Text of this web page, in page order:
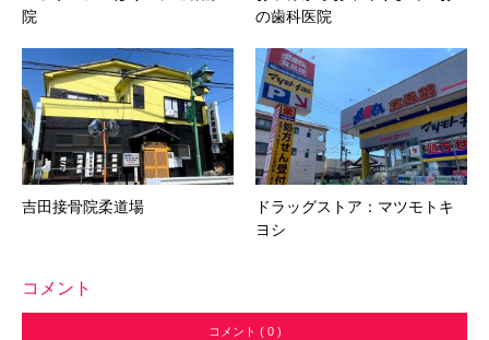
院
の歯科医院
吉田接骨院柔道場
ドラッグストア：マツモトキ
ヨシ
コメント
コメント ( 0 )